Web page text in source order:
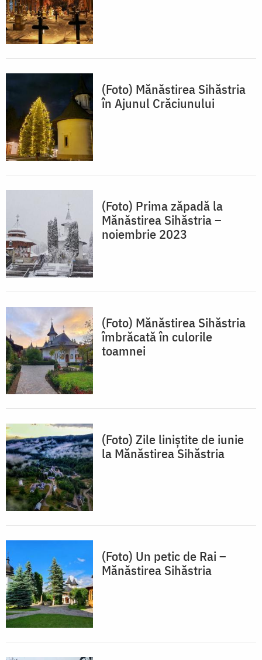
(Foto) Mănăstirea Sihăstria
în Ajunul Crăciunului
(Foto) Prima zăpadă la
Mănăstirea Sihăstria –
noiembrie 2023
(Foto) Mănăstirea Sihăstria
îmbrăcată în culorile
toamnei
(Foto) Zile liniștite de iunie
la Mănăstirea Sihăstria
(Foto) Un petic de Rai –
Mănăstirea Sihăstria